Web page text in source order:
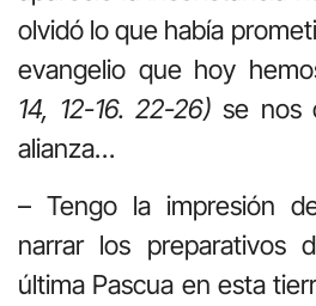
olvidó lo que había
evangelio que hoy
14, 12-16. 22-26) se nos
alianza…
– Tengo la impresión
narrar los preparativos
última Pascua en esta